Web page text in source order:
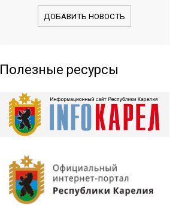
ДОБАВИТЬ НОВОСТЬ
Полезные ресурсы